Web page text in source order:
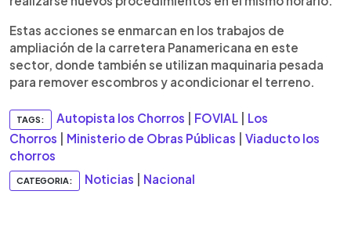
Estas acciones se enmarcan en los trabajos de
ampliación de la carretera Panamericana en este
sector, donde también se utilizan maquinaria pesada
para remover escombros y acondicionar el terreno.
TAGS: Autopista los Chorros FOVIAL
Los
Chorros
Ministerio de Obras Públicas
Viaducto los
chorros
CATEGORIA: Noticias Nacional